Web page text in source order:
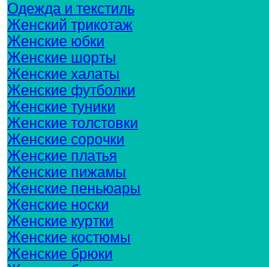
Одежда и текстиль
Женский трикотаж
Женские юбки
Женские шорты
Женские халаты
Женские футболки
Женские туники
Женские толстовки
Женские сорочки
Женские платья
Женские пижамы
Женские пеньюары
Женские носки
Женские куртки
Женские костюмы
Женские брюки